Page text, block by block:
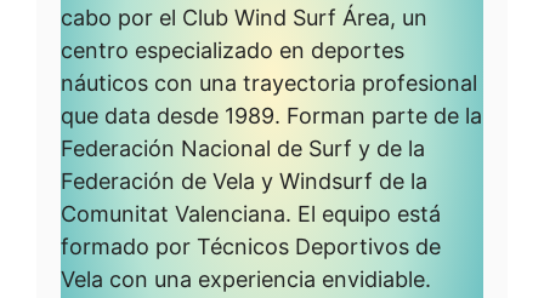
cabo por el Club Wind Surf Área, un
centro especializado en deportes
náuticos con una trayectoria profesional
que data desde 1989. Forman parte de la
Federación Nacional de Surf y de la
Federación de Vela y Windsurf de la
Comunitat Valenciana. El equipo está
formado por Técnicos Deportivos de
Vela con una experiencia envidiable.